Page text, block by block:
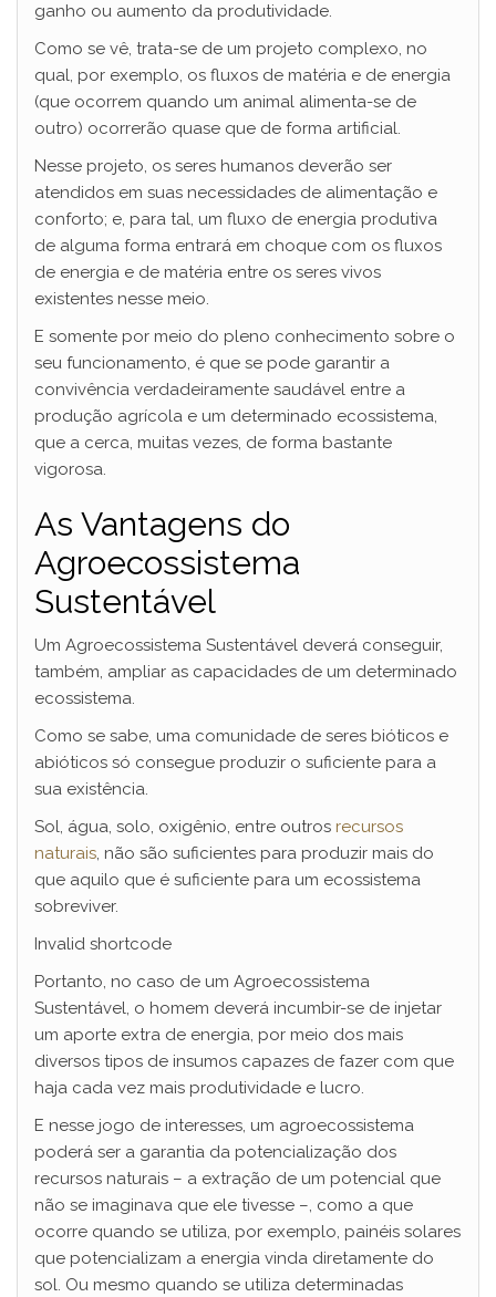
ganho ou aumento da produtividade.
Como se vê, trata-se de um projeto complexo, no
qual, por exemplo, os fluxos de matéria e de energia
(que ocorrem quando um animal alimenta-se de
outro) ocorrerão quase que de forma artificial.
Nesse projeto, os seres humanos deverão ser
atendidos em suas necessidades de alimentação e
conforto; e, para tal, um fluxo de energia produtiva
de alguma forma entrará em choque com os fluxos
de energia e de matéria entre os seres vivos
existentes nesse meio.
E somente por meio do pleno conhecimento sobre o
seu funcionamento, é que se pode garantir a
convivência verdadeiramente saudável entre a
produção agrícola e um determinado ecossistema,
que a cerca, muitas vezes, de forma bastante
vigorosa.
As Vantagens do
Agroecossistema
Sustentável
Um Agroecossistema Sustentável deverá conseguir,
também, ampliar as capacidades de um determinado
ecossistema.
Como se sabe, uma comunidade de seres bióticos e
abióticos só consegue produzir o suficiente para a
sua existência.
Sol, água, solo, oxigênio, entre outros recursos
naturais, não são suficientes para produzir mais do
que aquilo que é suficiente para um ecossistema
sobreviver.
Invalid shortcode
Portanto, no caso de um Agroecossistema
Sustentável, o homem deverá incumbir-se de injetar
um aporte extra de energia, por meio dos mais
diversos tipos de insumos capazes de fazer com que
haja cada vez mais produtividade e lucro.
E nesse jogo de interesses, um agroecossistema
poderá ser a garantia da potencialização dos
recursos naturais – a extração de um potencial que
não se imaginava que ele tivesse –, como a que
ocorre quando se utiliza, por exemplo, painéis solares
que potencializam a energia vinda diretamente do
sol. Ou mesmo quando se utiliza determinadas